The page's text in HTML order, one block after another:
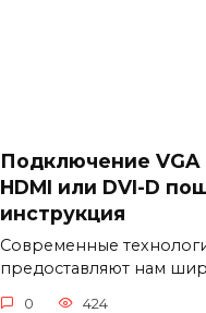
Подключение VGA
HDMI или DVI-D
инструкция
Современные
предоставляют нам
0 424